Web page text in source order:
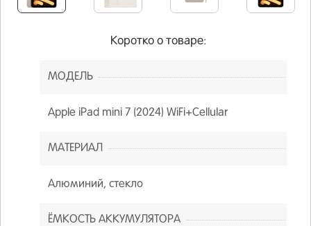
Коротко о товаре:
МОДЕЛЬ
Apple iPad mini 7 (2024) WiFi+Cellular
МАТЕРИАЛ
Алюминий, стекло
ЁМКОСТЬ АККУМУЛЯТОРА